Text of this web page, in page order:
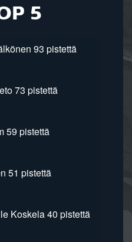
5
93 pistettä
73 pistettä
59 pistettä
51 pistettä
Koskela 40 pistettä